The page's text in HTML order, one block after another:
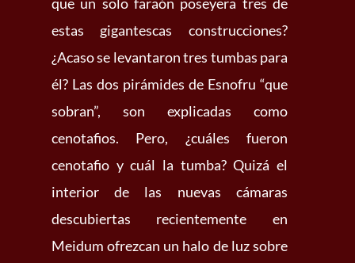
estas gigantescas construcciones?
¿Acaso se levantaron tres tumbas para
él? Las dos pirámides de Esnofru “que
sobran”, son explicadas como
cenotafios. Pero, ¿cuáles fueron
cenotafio y cuál la tumba? Quizá el
interior de las nuevas cámaras
descubiertas recientemente en
Meidum ofrezcan un halo de luz sobre